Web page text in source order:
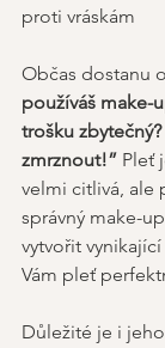
proti vráskám
Občas dostanu
používáš make-
trošku
zmrznout!” Pleť
velmi citlivá, ale
správný make-
vytvořit
Vám pleť
Důležité je i